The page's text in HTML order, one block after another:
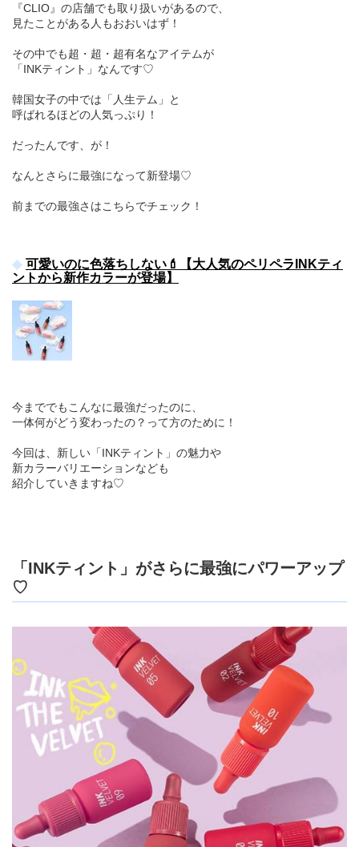
『CLIO』の店舗でも取り扱いがあるので、
見たことがある人もおおいはず！
その中でも超・超・超有名なアイテムが
「INKティント」なんです♡
韓国女子の中では「人生テム」と
呼ばれるほどの人気っぷり！
だったんです、が！
なんとさらに最強になって新登場♡
前までの最強さはこちらでチェック！
可愛いのに色落ちしない💄【大人気のペリペラINKティ
ントから新作カラーが登場】
今まででもこんなに最強だったのに、
一体何がどう変わったの？って方のために！
今回は、新しい「INKティント」の魅力や
新カラーバリエーションなども
紹介していきますね♡
「INKティント」がさらに最強にパワーアップ
♡